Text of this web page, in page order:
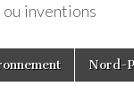
inventions
Nord-